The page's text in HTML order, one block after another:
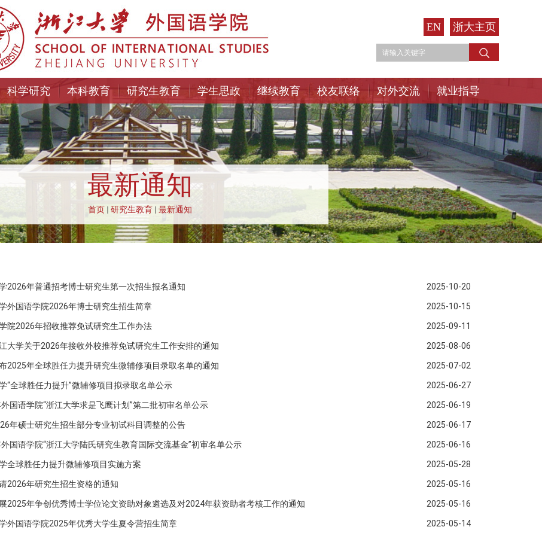
EN 浙大主页
科学研究 本科教育 研究生教育 学生思政 继续教育 校友联络 对外交流 就业指导
最新通知
首页 研究生教育 最新通知
2026年普通招考博士研究生第一次招生报名通知 2025-10-20
外国语学院2026年博士研究生招生简章 2025-10-15
院2026年招收推荐免试研究生工作办法 2025-09-11
大学关于2026年接收外校推荐免试研究生工作安排的通知 2025-08-06
2025年全球胜任力提升研究生微辅修项目录取名单的通知 2025-07-02
“全球胜任力提升”微辅修项目拟录取名单公示 2025-06-27
国语学院“浙江大学求是飞鹰计划”第二批初审名单公示 2025-06-19
年硕士研究生招生部分专业初试科目调整的公告 2025-06-17
国语学院“浙江大学陆氏研究生教育国际交流基金”初审名单公示 2025-06-16
全球胜任力提升微辅修项目实施方案 2025-05-28
2026年研究生招生资格的通知 2025-05-16
2025年争创优秀博士学位论文资助对象遴选及对2024年获资助者考核工作的通知 2025-05-16
外国语学院2025年优秀大学生夏令营招生简章 2025-05-14